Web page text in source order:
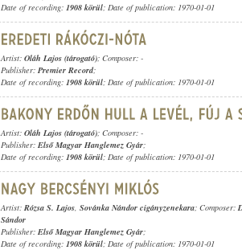
Date of recording: 1908 körül; Date of publication: 1970-01-01
Artist: Oláh Lajos (tárogató); Composer: -
Publisher: Premier Record;
Date of recording: 1908 körül; Date of publication: 1970-01-01
Artist: Oláh Lajos (tárogató); Composer: -
Publisher: Első Magyar Hanglemez Gyár;
Date of recording: 1908 körül; Date of publication: 1970-01-01
Artist: Rózsa S. Lajos, Sovánka Nándor cigányzenekara; Composer:
Sándor
Publisher: Első Magyar Hanglemez Gyár;
Date of recording: 1908 körül; Date of publication: 1970-01-01